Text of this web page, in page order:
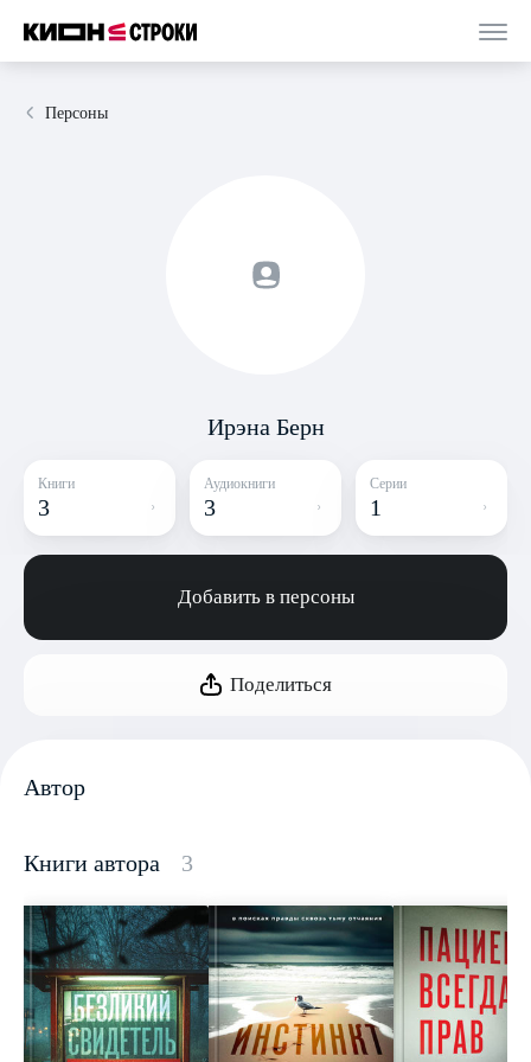
Персоны
Ирэна Берн
Книги
3
Аудиокниги
3
Серии
1
Добавить в персоны
Поделиться
Автор
Книги автора 3